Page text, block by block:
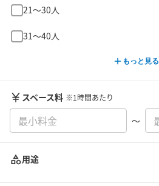
21〜30人
31〜40人
もっと見る
スペース料 ※1時間あたり
〜
用途